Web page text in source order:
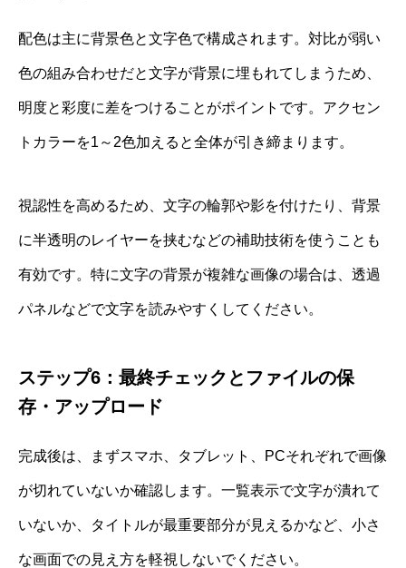
配色は主に背景色と文字色で構成されます。対比が弱い
色の組み合わせだと文字が背景に埋もれてしまうため、
明度と彩度に差をつけることがポイントです。アクセン
トカラーを1～2色加えると全体が引き締まります。
視認性を高めるため、文字の輪郭や影を付けたり、背景
に半透明のレイヤーを挟むなどの補助技術を使うことも
有効です。特に文字の背景が複雑な画像の場合は、透過
パネルなどで文字を読みやすくしてください。
ステップ6：最終チェックとファイルの保
存・アップロード
完成後は、まずスマホ、タブレット、PCそれぞれで画像
が切れていないか確認します。一覧表示で文字が潰れて
いないか、タイトルが最重要部分が見えるかなど、小さ
な画面での見え方を軽視しないでください。